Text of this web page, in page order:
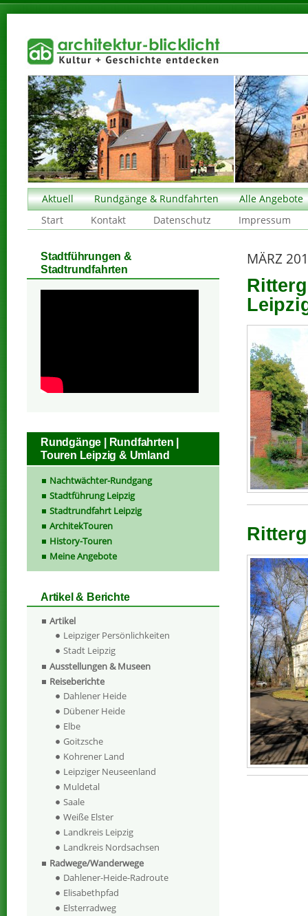
Aktuell Rundgänge & Rundfahrten
Alle Angebote
Start
Kontakt Datenschutz Impressum
MÄRZ
Stadtführungen &
Stadtrundfahrten
Rundgänge | Rundfahrten |
Touren Leipzig & Umland
Nachtwächter-Rundgang
Stadtführung Leipzig
Stadtrundfahrt Leipzig
ArchitekTouren
History-Touren
Meine Angebote
Artikel & Berichte
Artikel
Leipziger Persönlichkeiten
Stadt Leipzig
Ausstellungen & Museen
Reiseberichte
Dahlener Heide
Dübener Heide
Elbe
Goitzsche
Kohrener Land
Leipziger Neuseenland
Muldetal
Saale
Weiße Elster
Landkreis Leipzig
Landkreis Nordsachsen
Radwege/Wanderwege
Dahlener-Heide-Radroute
Elisabethpfad
Elsterradweg